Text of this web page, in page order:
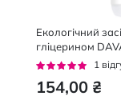
Екологічний
гліцерином
Рейтинг:
1
154,00 ₴